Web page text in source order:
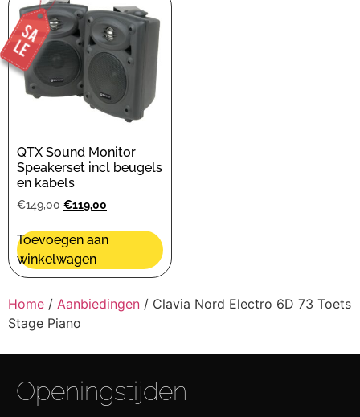
QTX Sound Monitor
Speakerset incl beugels
en kabels
€149,00 €119,00
Toevoegen aan
winkelwagen
Home / Aanbiedingen / Clavia Nord Electro 6D 73 Toets
Stage Piano
Openingstijden